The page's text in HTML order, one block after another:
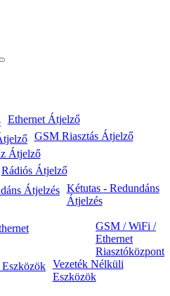
Ethernet Átjelző
GSM Riasztás Átjelző
Átjelző
Rádiós Átjelző
Kétutas - Redundáns
Átjelzés
GSM / WiFi /
Ethernet
Riasztóközpont
Vezeték Nélküli
Eszközök